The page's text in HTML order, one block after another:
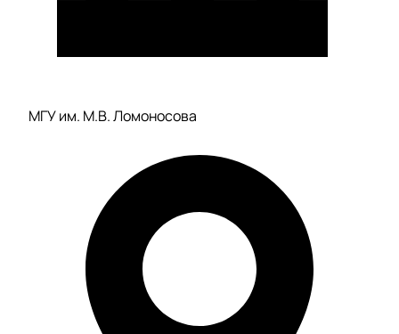
МГУ им. М.В. Ломоносова